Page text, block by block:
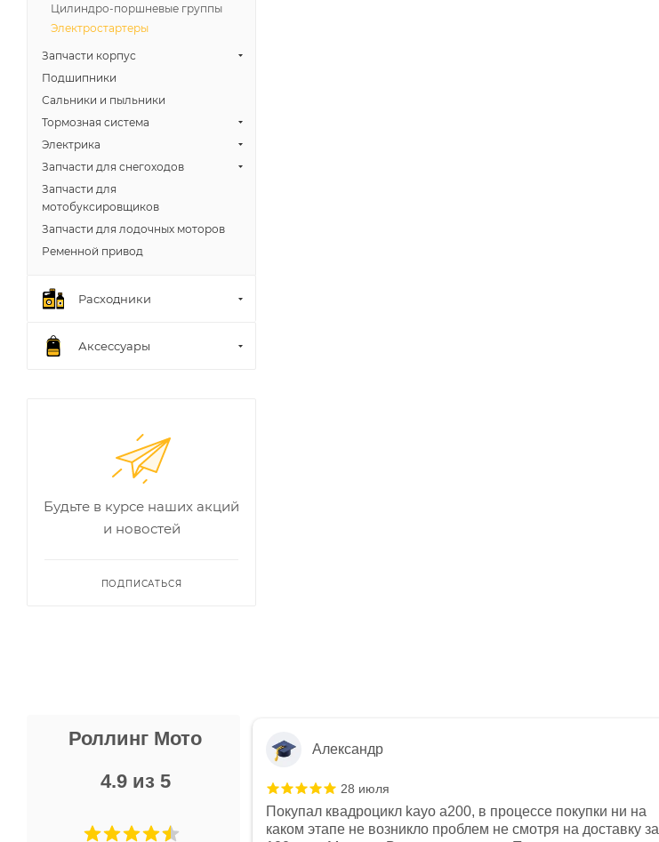
Цилиндро-поршневые группы
Электростартеры
Запчасти корпус
Подшипники
Сальники и пыльники
Тормозная система
Электрика
Запчасти для снегоходов
Запчасти для
мотобуксировщиков
Запчасти для лодочных моторов
Ременной привод
Расходники
Аксессуары
Будьте в курсе наших акций
и новостей
ПОДПИСАТЬСЯ
Роллинг Мото
4.9 из 5
Не понравились условия
Александр
28 июля
Покупал квадроцикл kayo a200, в процессе покупки ни на
каком этапе не возникло проблем не смотря на доставку за